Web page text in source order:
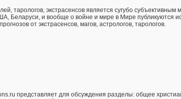
тарологов, экстрасенсов является сугубо субъективным
Беларуси, и вообще о войне и мире в Мире
от экстрасенсов, магов, астрологов, тарологов.
представляет для обсуждения разделы: общее